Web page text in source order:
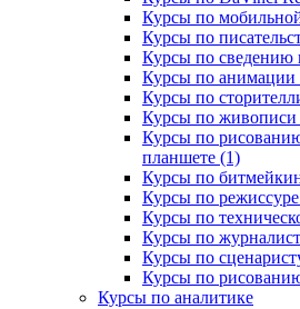
Курсы по
Курсы по
Курсы по сведению
Курсы по анимации
Курсы по
Курсы по живописи
Курсы по
планшете (1)
Курсы по
Курсы по
Курсы по
Курсы по
Курсы по
Курсы по
Курсы по аналитике